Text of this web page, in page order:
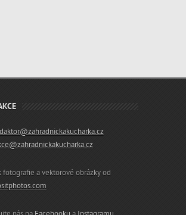
fotografie a vektorové obrázky od